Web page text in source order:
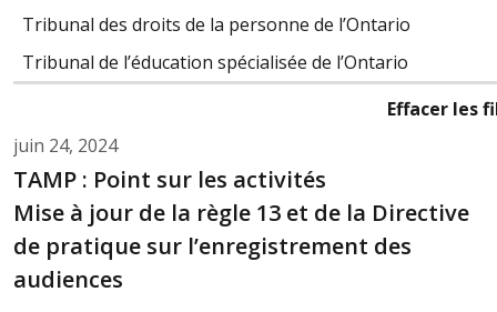
juin 24, 2024
TAMP : Point sur les activités
Mise à jour de la règle 13 et de la Directive
de pratique sur l’enregistrement des
audiences
Tribunal des droits de la personne de l’Ontario
Tribunal de l’éducation spécialisée de l’Ontario
Effacer les